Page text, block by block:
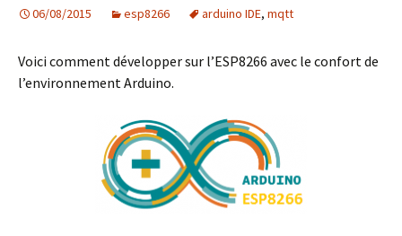
06/08/2015 esp8266 arduino IDE, mqtt
Voici comment développer sur l’ESP8266 avec le confort de
l’environnement Arduino.